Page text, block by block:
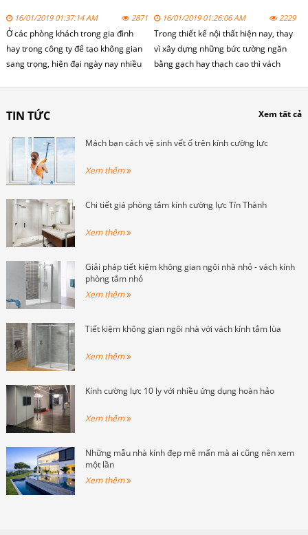
16/01/2019 01:37:14 AM 2871
Ở các phòng khách trong gia đình
hay trong công ty để tạo không gian
sang trọng, hiện đại ngày nay nhiều
kính phòng khách. Vậy tại sao vách
được lựa chọn như vậy? Để biết được
vấn đề này mời các bạn theo dõi bài
viết dưới đây của
cuakinhgroup.com nhé!
16/01/2019 01:26:06 AM 2229
Trong thiết kế nội thất hiện nay, thay
vì xây dựng những bức tường ngăn
bằng gạch hay thạch cao thì vách
vời nhất là cho những công trình nhỏ,
trường sống gò bó, chật hẹp, đem lại
TIN TỨC Xem tất cả
Mách bạn cách vệ sinh vết ố trên kính cường lực
Xem thêm
Chi tiết giá phòng tắm kính cường lực Tín Thành
Xem thêm
Giải pháp tiết kiệm không gian ngôi nhà nhỏ - vách kính
phòng tắm nhỏ
Xem thêm
Tiết kiệm không gian ngôi nhà với vách kính tắm lùa
Xem thêm
Kính cường lực 10 ly với nhiều ứng dụng hoàn hảo
Xem thêm
Những mẫu nhà kính đẹp mê mẩn mà ai cũng nên xem
một lần
Xem thêm